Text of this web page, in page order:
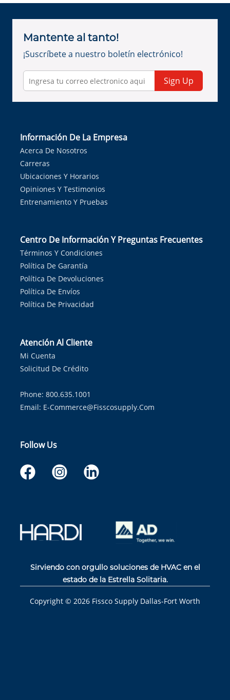
Mantente al tanto!
¡Suscríbete a nuestro boletín electrónico!
Sign Up
Información De La Empresa
Acerca De Nosotros
Carreras
Ubicaciones Y Horarios
Opiniones Y Testimonios
Entrenamiento Y Pruebas
Centro De Información Y Preguntas Frecuentes
Términos Y Condiciones
Política De Garantía
Política De Devoluciones
Política De Envíos
Política De Privacidad
Atención Al Cliente
Mi Cuenta
Solicitud De Crédito
Phone: 800.635.1001
Email: E-Commerce@fisscosupply.com
Follow Us
Sirviendo con orgullo soluciones de HVAC en el
estado de la Estrella Solitaria.
Copyright © 2026 Fissco Supply Dallas-Fort Worth